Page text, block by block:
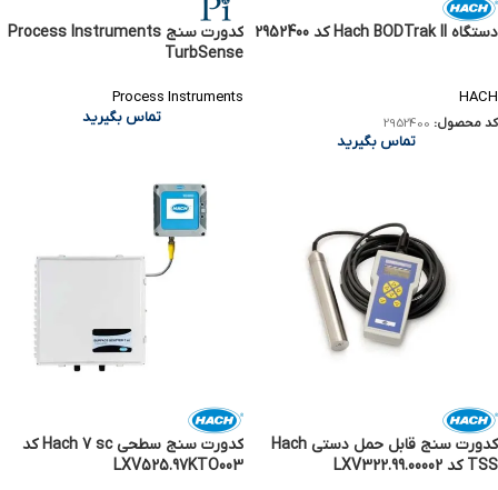
دستگاه Hach BODTrak II کد 2952400
HACH
کد محصول: 2952400
تماس بگیرید
کدورت سنج Process Instruments
TurbSense
Process Instruments
تماس بگیرید
کدورت سنج قابل حمل دستی Hach
TSS کد LXV322.99.00002
کدورت سنج سطحی Hach 7 sc کد
LXV525.97KTO003